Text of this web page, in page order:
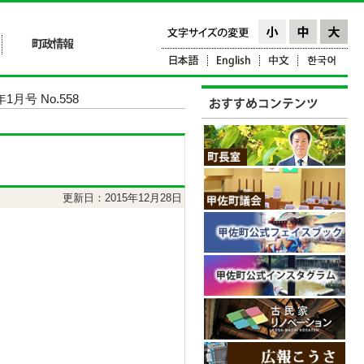
1月号 No.558
更新日：2015年12月28日